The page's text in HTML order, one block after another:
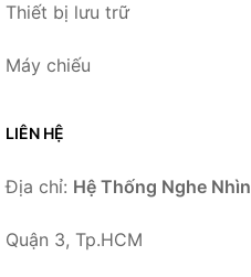
Thiết bị lưu trữ
Máy chiếu
LIÊN HỆ
Địa chỉ: Hệ Thống Nghe Nhìn
Quận 3, Tp.HCM